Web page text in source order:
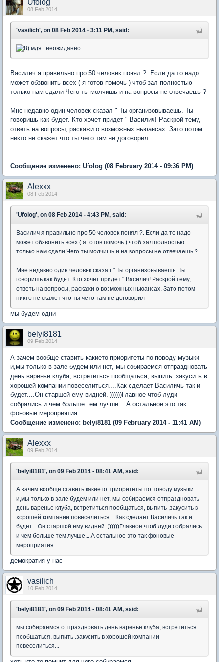
Ufolog
08 Feb 2014
'vasilich', on 08 Feb 2014 - 3:11 PM, said:
мдя...неожиданно...
Василич я правильно про 50 человек понял ?. Если да то надо
может обзвонить всех ( я готов помочь ) чтоб зал полностью
только нам сдали Чего ты молчишь и на вопросы не отвечаешь ?
Мне недавно один человек сказал " Ты организовываешь. Ты
говоришь как будет. Кто хочет придет " Василич! Раскрой тему,
ответь на вопросы, раскажи о возможных ньюансах. Зато потом
никто не скажет что ты чето там не договорил
Сообщение изменено: Ufolog (08 February 2014 - 09:36 PM)
Alexxx
08 Feb 2014
'Ufolog', on 08 Feb 2014 - 4:43 PM, said:
Василич я правильно про 50 человек понял ?. Если да то надо
может обзвонить всех ( я готов помочь ) чтоб зал полностью
только нам сдали Чего ты молчишь и на вопросы не отвечаешь ?
Мне недавно один человек сказал " Ты организовываешь. Ты
говоришь как будет. Кто хочет придет " Василич! Раскрой тему,
ответь на вопросы, раскажи о возможных ньюансах. Зато потом
никто не скажет что ты чето там не договорил
мы будем одни
belyi8181
09 Feb 2014
А зачем вообще ставить какието приоритеты по поводу музыки
и,мы только в зале будем или нет, мы собираемся отпраздновать
день варенье клуба, встретиться пообщаться, выпить ,закусить в
хорошей компании повеселиться....Как сделает Василичь так и
будет....Он старшой ему видней..))))))Главное чтоб луди
собрались и чем больше тем лучше....А остальное это так
фоновые мероприятия.....
Сообщение изменено: belyi8181 (09 February 2014 - 11:41 AM)
Alexxx
09 Feb 2014
'belyi8181', on 09 Feb 2014 - 08:41 AM, said:
А зачем вообще ставить какието приоритеты по поводу музыки
и,мы только в зале будем или нет, мы собираемся отпраздновать
день варенье клуба, встретиться пообщаться, выпить ,закусить в
хорошей компании повеселиться....Как сделает Василичь так и
будет....Он старшой ему видней..))))))Главное чтоб луди собрались
и чем больше тем лучше....А остальное это так фоновые
мероприятия.....
демократия у нас
vasilich
10 Feb 2014
'belyi8181', on 09 Feb 2014 - 08:41 AM, said:
мы собираемся отпраздновать день варенье клуба, встретиться
пообщаться, выпить ,закусить в хорошей компании
повеселиться...